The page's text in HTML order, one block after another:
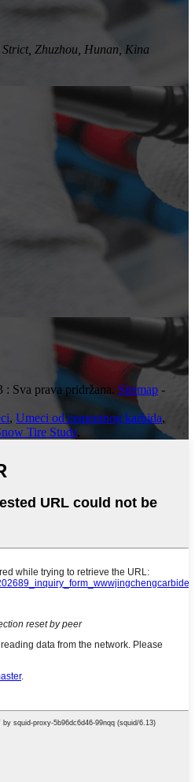
Zhuzhou, Hunan, Kina
Sva prava pridržana. Sitemap -
, Umeci od cementnog karbida,
Tire Studs,